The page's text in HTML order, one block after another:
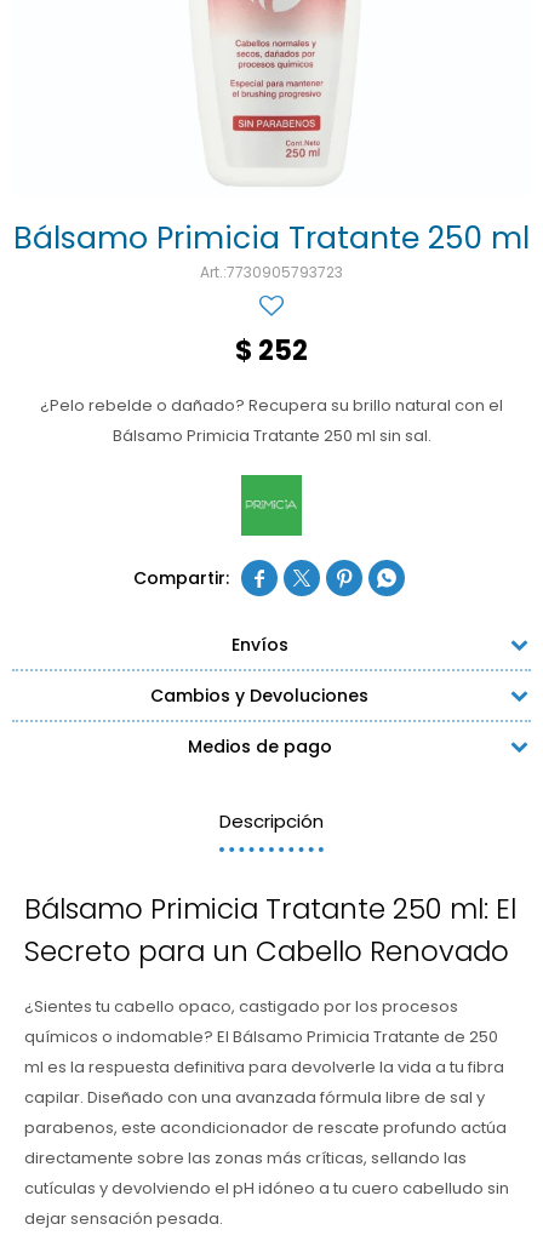
Bálsamo Primicia Tratante 250 ml
7730905793723
$ 252
¿Pelo rebelde o dañado? Recupera su brillo natural con el
Bálsamo Primicia Tratante 250 ml sin sal.
   
Envíos
Cambios y Devoluciones
Medios de pago
Descripción
Bálsamo Primicia Tratante 250 ml: El
Secreto para un Cabello Renovado
¿Sientes tu cabello opaco, castigado por los procesos
químicos o indomable? El Bálsamo Primicia Tratante de 250
ml es la respuesta definitiva para devolverle la vida a tu fibra
capilar. Diseñado con una avanzada fórmula libre de sal y
parabenos, este acondicionador de rescate profundo actúa
directamente sobre las zonas más críticas, sellando las
cutículas y devolviendo el pH idóneo a tu cuero cabelludo sin
dejar sensación pesada.
Test de autodiagnóstico
Salud sexual y reproductiva
Alimentación